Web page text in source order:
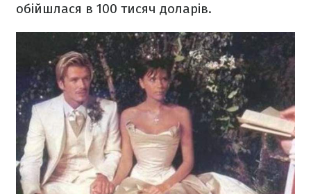
обійшлася в 100 тисяч доларів.